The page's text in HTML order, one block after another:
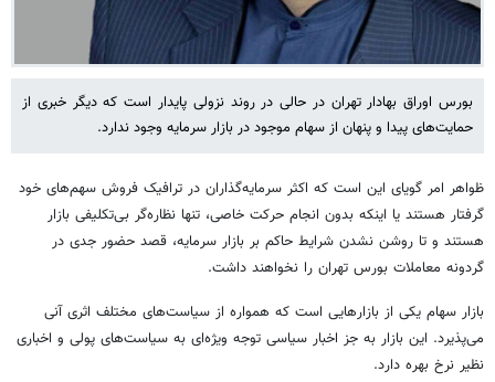
بورس اوراق بهادار تهران در حالی در روند نزولی پایدار است که دیگر خبری از
حمایت‌های پیدا و پنهان از سهام موجود در بازار سرمایه وجود ندارد.
ظواهر امر گویای این است که اکثر سرمایه‌گذاران در ترافیک فروش سهم‌های خود
گرفتار هستند یا اینکه بدون انجام حرکت خاصی، تنها نظاره‌گر بی‌تکلیفی بازار
هستند و تا روشن نشدن شرایط حاکم بر بازار سرمایه، قصد حضور جدی در
گردونه معاملات بورس تهران را نخواهند داشت.
بازار سهام یکی از بازارهایی است که همواره از سیاست‌های مختلف اثری آنی
می‌پذیرد. این بازار به جز اخبار سیاسی توجه ویژه‌ای به سیاست‌های پولی و اخباری
نظیر نرخ بهره دارد.